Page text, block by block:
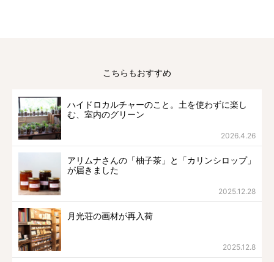
こちらもおすすめ
ハイドロカルチャーのこと。土を使わずに楽し
む、室内のグリーン
2026.4.26
アリムナさんの「柚子茶」と「カリンシロップ」
が届きました
2025.12.28
月光荘の画材が再入荷
2025.12.8